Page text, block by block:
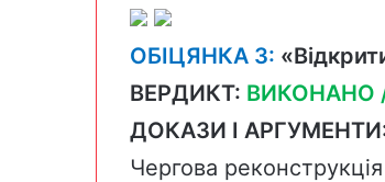
ОБІЦЯНКА 3:
ВЕРДИКТ: ВИКОНАНО
ДОКАЗИ І
Чергова реконструкція